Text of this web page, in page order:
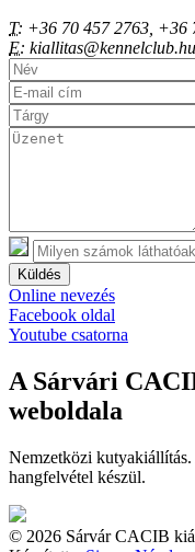
T: +36 70 457 2763, +36
E: kiallitas@kennelclub.hu
Küldés
Online nevezés
Facebook oldal
Youtube csatorna
A Sárvári
weboldala
Nemzetközi
hangfelvétel készül.
© 2026 Sárvár CACIB